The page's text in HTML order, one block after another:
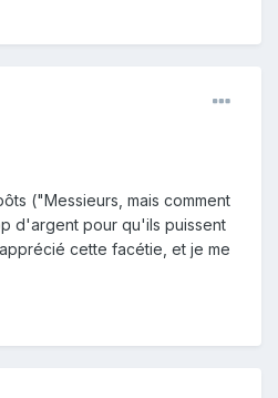
("Messieurs, mais comment
d'argent pour qu'ils puissent
cette facétie, et je me